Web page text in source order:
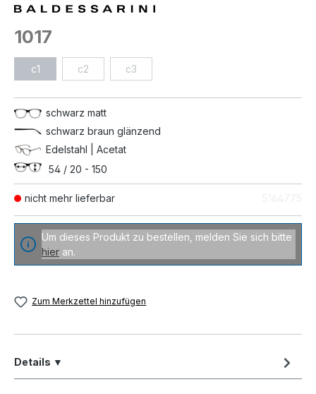
nicht mehr lieferbar
1017
c1 c2 c3
schwarz matt
schwarz braun glänzend
Edelstahl | Acetat
54 / 20 - 150
Um dieses Produkt zu bestellen, melden Sie sich bitte
hier an.
Zum Merkzettel hinzufügen
Details ▼